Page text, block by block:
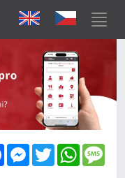
FacebookMessenger
Twitter